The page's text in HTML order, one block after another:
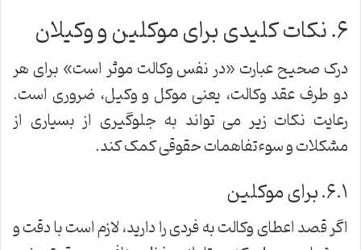
۶. نکات کلیدی برای موکلین و وکیلان
درک صحیح عبارت «در نفس وکالت موثر است» برای هر
دو طرف عقد وکالت، یعنی موکل و وکیل، ضروری است.
رعایت نکات زیر می تواند به جلوگیری از بسیاری از
مشکلات و سوءتفاهمات حقوقی کمک کند.
۶.۱. برای موکلین
اگر قصد اعطای وکالت به فردی را دارید، لازم است با دقت و